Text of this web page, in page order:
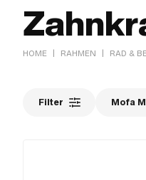
HOME | RAHMEN | RAD &
Filter Mofa